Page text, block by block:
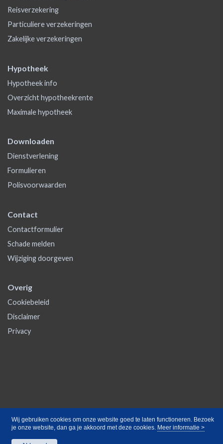
Wij gebruiken cookies om onze website goed te laten functioneren. Bezoek
je onze website, dan ga je akkoord met deze cookies. Meer informatie >
Reisverzekering
Particuliere verzekeringen
Zakelijke verzekeringen
Hypotheek
Hypotheek info
Overzicht hypotheekrente
Maximale hypotheek
Downloaden
Dienstverlening
Formulieren
Polisvoorwaarden
Contact
Contactformulier
Schade melden
Wijziging doorgeven
Overig
Cookiebeleid
Disclaimer
Privacy